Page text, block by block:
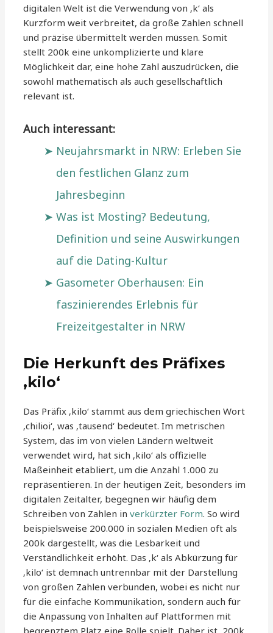
digitalen Welt ist die Verwendung von ‚k‘ als
Kurzform weit verbreitet, da große Zahlen schnell
und präzise übermittelt werden müssen. Somit
stellt 200k eine unkomplizierte und klare
Möglichkeit dar, eine hohe Zahl auszudrücken, die
sowohl mathematisch als auch gesellschaftlich
relevant ist.
Auch interessant:
Neujahrsmarkt in NRW: Erleben Sie
den festlichen Glanz zum
Jahresbeginn
Was ist Mosting? Bedeutung,
Definition und seine Auswirkungen
auf die Dating-Kultur
Gasometer Oberhausen: Ein
faszinierendes Erlebnis für
Freizeitgestalter in NRW
Die Herkunft des Präfixes
‚kilo‘
Das Präfix ‚kilo‘ stammt aus dem griechischen Wort
‚chilioi‘, was ‚tausend‘ bedeutet. Im metrischen
System, das im von vielen Ländern weltweit
verwendet wird, hat sich ‚kilo‘ als offizielle
Maßeinheit etabliert, um die Anzahl 1.000 zu
repräsentieren. In der heutigen Zeit, besonders im
digitalen Zeitalter, begegnen wir häufig dem
Schreiben von Zahlen inverkürzter Form. So wird
beispielsweise 200.000 in sozialen Medien oft als
200k dargestellt, was die Lesbarkeit und
Verständlichkeit erhöht. Das ‚k‘ als Abkürzung für
‚kilo‘ ist demnach untrennbar mit der Darstellung
von großen Zahlen verbunden, wobei es nicht nur
für die einfache Kommunikation, sondern auch für
die Anpassung von Inhalten auf Plattformen mit